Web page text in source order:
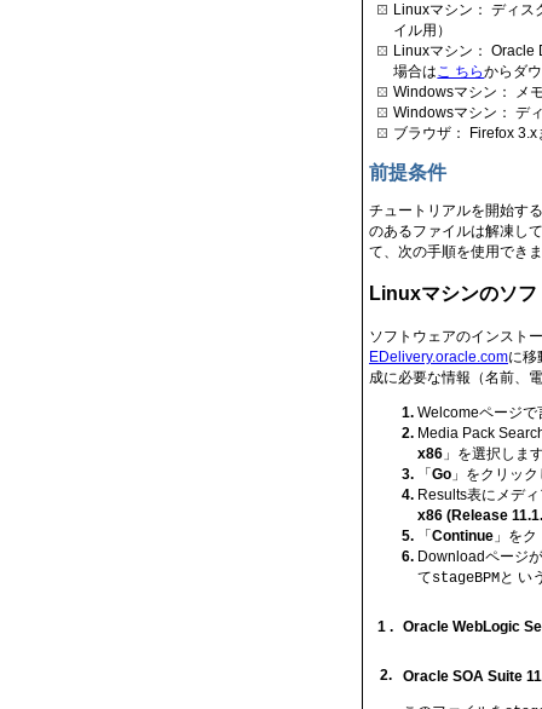
Linuxマシン： ディス
イル用）
Linuxマシン：
場合はこ ちらからダ
Windowsマシン： メ
Windowsマシン： デ
ブラウザ： Firefox 3.x
前提条件
チュートリアルを開始す
のあるファイルは解凍し
て、次の手順を使用でき
Linuxマシンのソフ
ソフトウェアのインスト
EDelivery.oracle.comに移
成に必要な情報（名前、
Welcomeページで
Media Pack
x86 」を選択しま
「Go 」をクリッ
Results表にメデ
x86 (Release
「Continue 」を
Downloadページ
てstageBPMと い
1 . Oracle WebLogic
2. Oracle SOA Suite